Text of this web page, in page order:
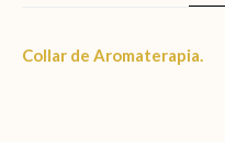
Collar de Aromaterapia.